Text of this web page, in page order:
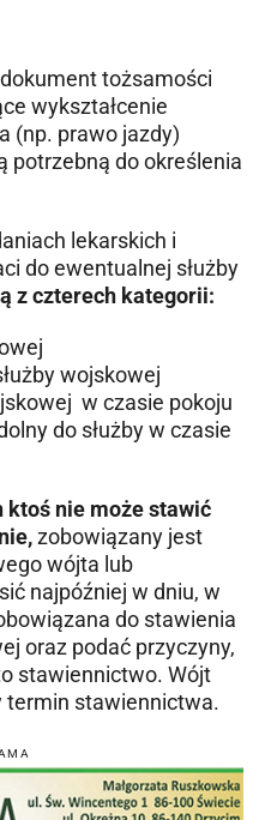
tożsamości
wykształcenie
(np. prawo jazdy)
potrzebną do określenia
lekarskich i
do ewentualnej służby
z czterech kategorii:
wojskowej
w czasie pokoju
do służby w czasie
ktoś nie może stawić
zobowiązany jest
wójta lub
najpóźniej w dniu, w
do stawienia
oraz podać przyczyny,
stawiennictwo. Wójt
termin stawiennictwa.